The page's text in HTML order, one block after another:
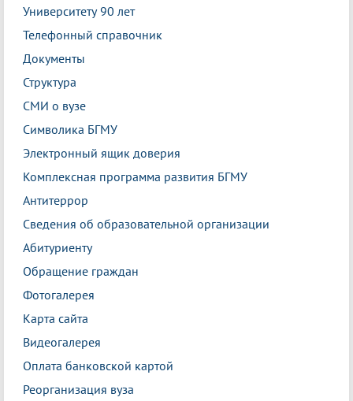
Университету 90 лет
Телефонный справочник
Документы
Структура
СМИ о вузе
Символика БГМУ
Электронный ящик доверия
Комплексная программа развития БГМУ
Антитеррор
Сведения об образовательной организации
Абитуриенту
Обращение граждан
Фотогалерея
Карта сайта
Видеогалерея
Оплата банковской картой
Реорганизация вуза